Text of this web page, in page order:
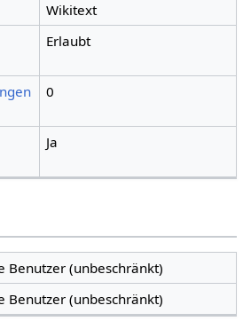
Wikitext
Erlaubt
0
Ja
Benutzer (unbeschränkt)
Benutzer (unbeschränkt)